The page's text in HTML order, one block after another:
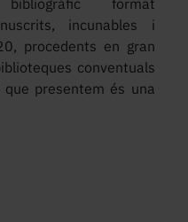
format
incunables i
procedents en gran
conventuals
que presentem és una